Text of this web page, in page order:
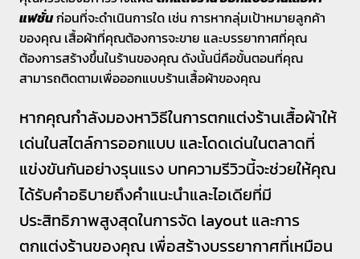
แฟชั่นก่อนที่จะดำเนินการใด เช่น การหากลุ่มเป้าหมายลูกค้า
ของคุณ เสื้อผ้าที่คุณต้องการจะขาย และบรรยากาศที่คุณ
ต้องการสร้างขึ้นในร้านของคุณ ดังนั้นนี่คือขั้นตอนที่คุณ
สามารถติดตามเพื่อออกแบบร้านเสื้อผ้าของคุณ
หากคุณกำลังมองหาวิธีในการตกแต่งร้านเสื้อผ้าให้
เด่นในสไตล์การออกแบบ และโดดเด่นในตลาดที่
แข่งขันกันอย่างรุนแรง บทความรีวิวนี้จะช่วยให้คุณ
ได้รับคำอธิบายถึงคำแนะนำและไอเดียที่มี
ประสิทธิภาพสูงสุดในการจัด layout และการ
ตกแต่งร้านของคุณ เพื่อสร้างบรรยากาศที่เหมือน